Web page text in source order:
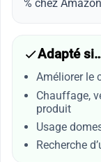
% chez
Adapté
Améliorer le
Chauffage,
produit
Usage
Recherche